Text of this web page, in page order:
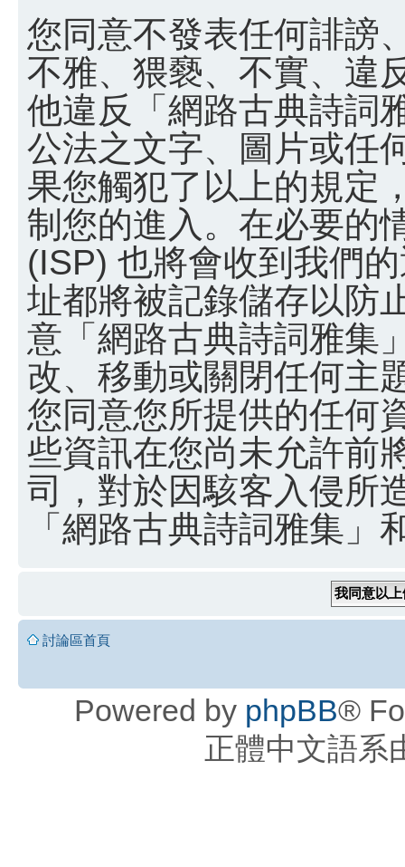
您同意不發表任何誹謗
不雅、猥褻、不實、違
他違反「網路古典詩詞
公法之文字、圖片或任
果您觸犯了以上的規定
制您的進入。在必要的
(ISP) 也將會收到我們
址都將被記錄儲存以防
意「網路古典詩詞雅集
改、移動或關閉任何主
您同意您所提供的任何
些資訊在您尚未允許前
司，對於因駭客入侵所
「網路古典詩詞雅集
討論區首頁
Powered by phpBB®
正體中文語系